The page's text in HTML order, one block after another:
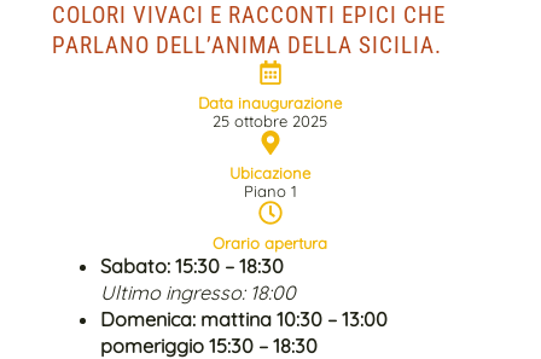
COLORI VIVACI E RACCONTI EPICI CHE
PARLANO DELL’ANIMA DELLA SICILIA.
Data inaugurazione
25 ottobre 2025
Ubicazione
Piano 1
Orario apertura
Sabato: 15:30 – 18:30
Ultimo ingresso: 18:00
Domenica: mattina 10:30 – 13:00
pomeriggio 15:30 – 18:30